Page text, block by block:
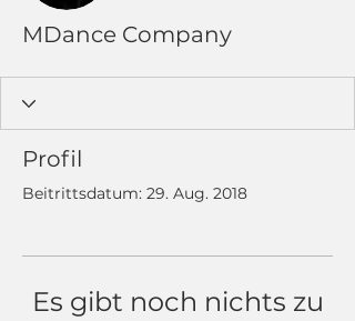
MDance Company
Profil
Beitrittsdatum: 29. Aug. 2018
Es gibt noch nichts zu